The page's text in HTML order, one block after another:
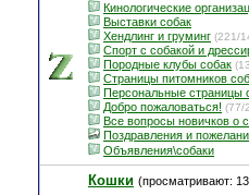
Кинологические
Выставки собак
Хендлинг и груминг (221/
Спорт с собакой и
Породные клубы собак
Страницы питомников
Персональные страницы
Добро пожаловаться! (77/
Все вопросы новичков о
Поздравления и
Объявления\собаки
Кошки (просматривают: